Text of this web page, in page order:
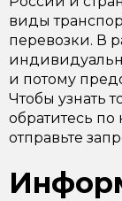
виды
перевозки. В
и потому
Чтобы узнать
обратитесь по
отправьте